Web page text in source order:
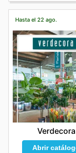
Hasta el 22 ago.
Verdecora
Abrir